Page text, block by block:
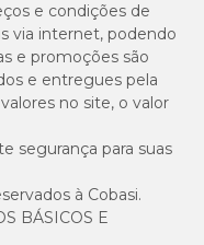
e condições de
via internet, podendo
e promoções são
e entregues pela
no site, o valor
segurança para suas
à Cobasi.
BÁSICOS E